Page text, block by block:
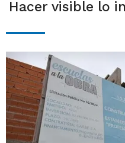
Hacer visible lo